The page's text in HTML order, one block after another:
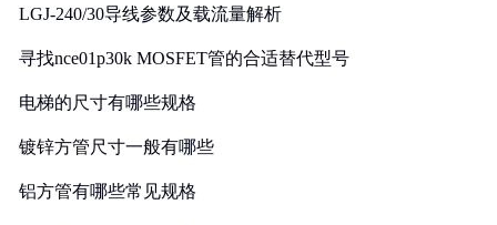
LGJ-240/30导线参数及载流量解析
寻找nce01p30k MOSFET管的合适替代型号
电梯的尺寸有哪些规格
镀锌方管尺寸一般有哪些
铝方管有哪些常见规格